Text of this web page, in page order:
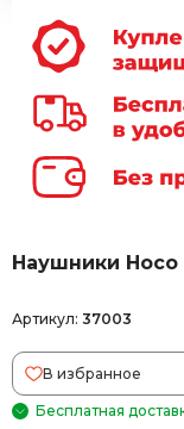
Наушники Hoco
Артикул: 37003
В избранное
Бесплатная